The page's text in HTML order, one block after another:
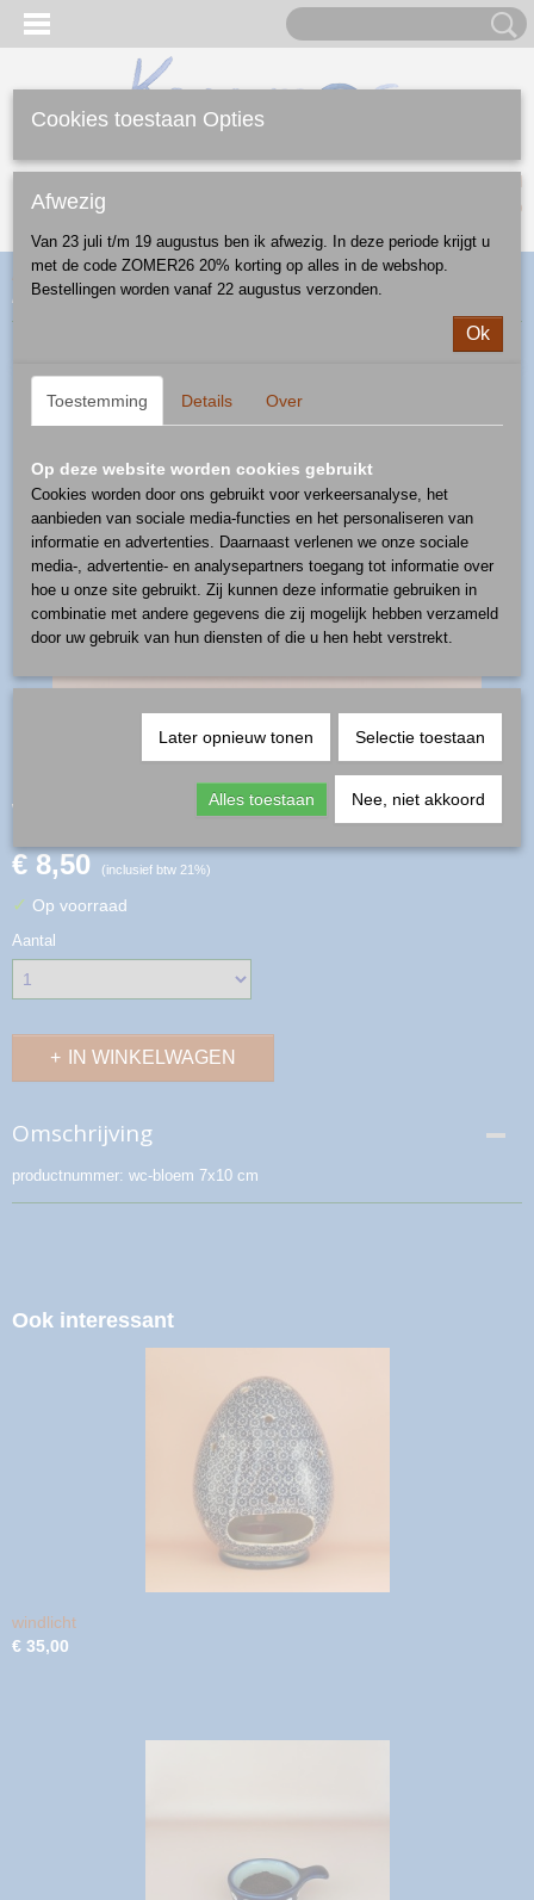
(0)
Home >Webshop>Diversen >algemeen> wc schildje - patroon
bloem
wc schildje - patroon bloem
€ 8,50 (inclusief btw 21%)
✓ Op voorraad
Aantal
IN WINKELWAGEN
Omschrijving
productnummer: wc-bloem 7x10 cm
Ook interessant
windlicht
€ 35,00
Cookies toestaan Opties
Afwezig
Van 23 juli t/m 19 augustus ben ik afwezig. In deze periode krijgt u
met de code ZOMER26 20% korting op alles in de webshop.
Bestellingen worden vanaf 22 augustus verzonden.
Ok
Toestemming Details Over
Op deze website worden cookies gebruikt
Cookies worden door ons gebruikt voor verkeersanalyse, het
aanbieden van sociale media-functies en het personaliseren van
informatie en advertenties. Daarnaast verlenen we onze sociale
media-, advertentie- en analysepartners toegang tot informatie over
hoe u onze site gebruikt. Zij kunnen deze informatie gebruiken in
combinatie met andere gegevens die zij mogelijk hebben verzameld
door uw gebruik van hun diensten of die u hen hebt verstrekt.
Later opnieuw tonen Selectie toestaan
Alles toestaan Nee, niet akkoord